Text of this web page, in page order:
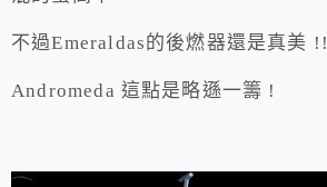
不過Emeraldas的後燃器還是真美 !!
Andromeda 這點是略遜一籌 !